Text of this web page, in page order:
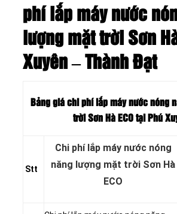
phí lắp máy nước
lượng mặt trời Sơn
Xuyên – Thành Đạt
Bảng giá chi phí lắp máy nước nóng
trời Sơn Hà ECO tại Phú
Stt
Chi phí lắp máy nước nóng
năng lượng mặt trời Sơn Hà
ECO